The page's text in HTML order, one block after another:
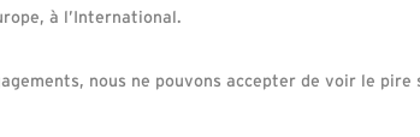
à l’International.
nous ne pouvons accepter de voir le pire